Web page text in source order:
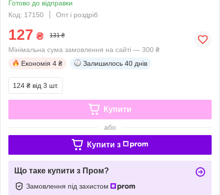
Готово до відправки
Код: 17150
Опт і роздріб
127 ₴ 131 ₴
Мінімальна сума замовлення на сайті — 300 ₴
Економія 4 ₴ Залишилось 40 днів
124 ₴ від 3 шт.
Купити
або
Купити з
Що таке купити з Пром?
Замовлення під захистом